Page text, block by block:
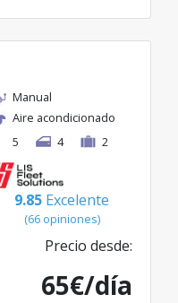
Manual
Aire acondicionado
5
4 2
9.85 Excelente
(66 opiniones)
Precio desde:
65€/día